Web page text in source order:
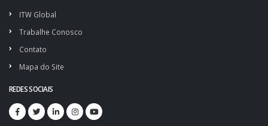
ITW Global
Trabalhe Conosco
Contato
Mapa do Site
REDES SOCIAIS